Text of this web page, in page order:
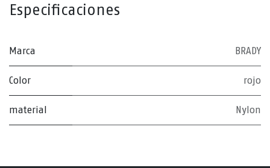
Especificaciones
Marca BRADY
Color rojo
material Nylon